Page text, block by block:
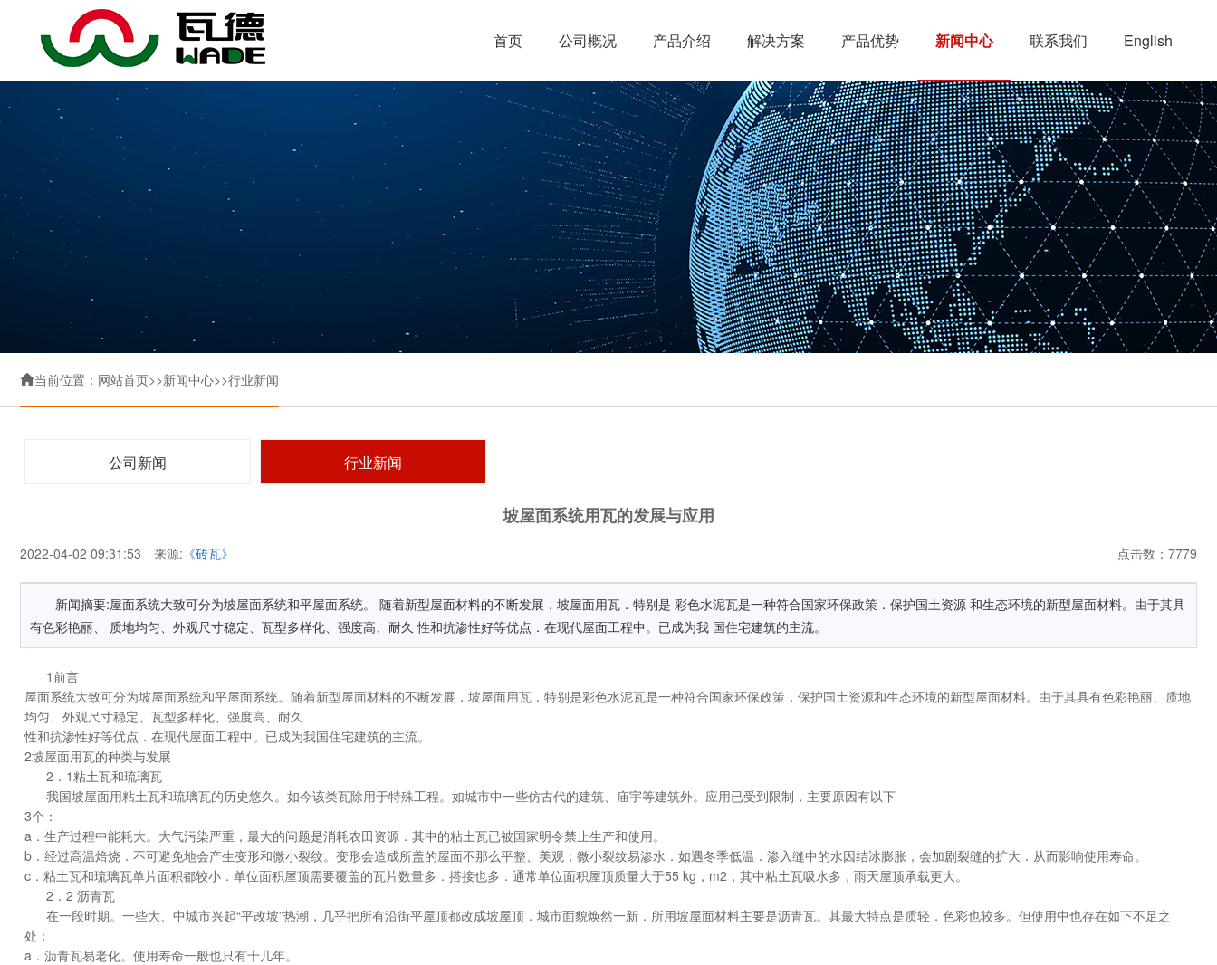
首页 公司概况 产品介绍 解决方案 产品优势 新闻中心 联系我们 English
当前位置： 网站首页>>新闻中心>>行业新闻
公司新闻 行业新闻
坡屋面系统用瓦的发展与应用
点击数：7779
2022-04-02 09:31:53 来源: 《砖瓦》
新闻摘要:屋面系统大致可分为坡屋面系统和平屋面系统。 随着新型屋面材料的不断发展．坡屋面用瓦．特别是 彩色水泥瓦是一种符合国家环保政策．保护国土资源 和生态环境的新型屋面材料。由于其具
有色彩艳丽、 质地均匀、外观尺寸稳定、瓦型多样化、强度高、耐久 性和抗渗性好等优点．在现代屋面工程中。已成为我 国住宅建筑的主流。
1前言
屋面系统大致可分为坡屋面系统和平屋面系统。随着新型屋面材料的不断发展．坡屋面用瓦．特别是彩色水泥瓦是一种符合国家环保政策．保护国土资源和生态环境的新型屋面材料。由于其具有色彩艳丽、质地
均匀、外观尺寸稳定、瓦型多样化、强度高、耐久
性和抗渗性好等优点．在现代屋面工程中。已成为我国住宅建筑的主流。
2坡屋面用瓦的种类与发展
2．1粘土瓦和琉璃瓦
我国坡屋面用粘土瓦和琉璃瓦的历史悠久。如今该类瓦除用于特殊工程。如城市中一些仿古代的建筑、庙宇等建筑外。应用已受到限制，主要原因有以下
3个：
a．生产过程中能耗大。大气污染严重，最大的问题是消耗农田资源．其中的粘土瓦已被国家明令禁止生产和使用。
b．经过高温焙烧．不可避免地会产生变形和微小裂纹。变形会造成所盖的屋面不那么平整、美观；微小裂纹易渗水．如遇冬季低温．渗入缝中的水因结冰膨胀，会加剧裂缝的扩大．从而影响使用寿命。
c．粘土瓦和琉璃瓦单片面积都较小．单位面积屋顶需要覆盖的瓦片数量多．搭接也多．通常单位面积屋顶质量大于55 kg，m2，其中粘土瓦吸水多，雨天屋顶承载更大。
2．2 沥青瓦
在一段时期。一些大、中城市兴起“平改坡”热潮，几乎把所有沿街平屋顶都改成坡屋顶．城市面貌焕然一新．所用坡屋面材料主要是沥青瓦。其最大特点是质轻．色彩也较多。但使用中也存在如下不足之
处：
a．沥青瓦易老化。使用寿命一般也只有十几年。